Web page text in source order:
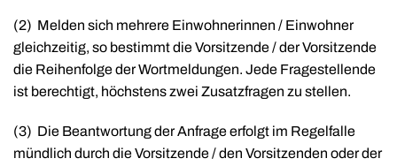
(2) Melden sich mehrere Einwohnerinnen / Einwohner
gleichzeitig, so bestimmt die Vorsitzende / der Vorsitzende
die Reihenfolge der Wortmeldungen. Jede Fragestellende
ist berechtigt, höchstens zwei Zusatzfragen zu stellen.
(3) Die Beantwortung der Anfrage erfolgt im Regelfalle
mündlich durch die Vorsitzende / den Vorsitzenden oder der